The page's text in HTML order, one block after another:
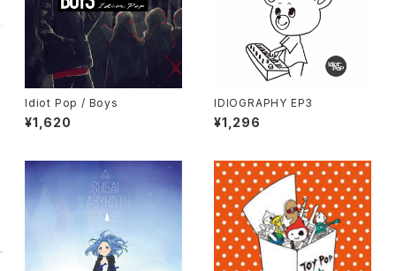
Idiot Pop / Boys
¥1,620
IDIOGRAPHY EP3
¥1,296